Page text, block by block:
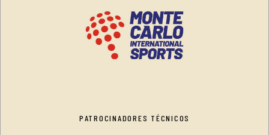
PATROCINADORES TÉCNICOS